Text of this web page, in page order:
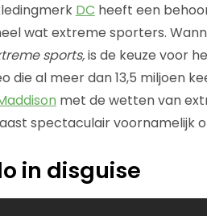
DC heeft een
wat extreme sporters.
sports,is de keuze voor
die al meer dan 13,5 miljoen
met de wetten van
spectaculair voornamelijk
in disguise